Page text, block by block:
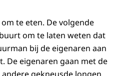
te eten. De volgende
om te laten weten dat
bij de eigenaren aan
De eigenaren gaan met de